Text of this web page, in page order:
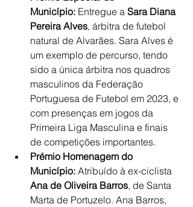
Município: Entregue a Sara Diana
Pereira Alves, árbitra de futebol
natural de Alvarães. Sara Alves é
um exemplo de percurso, tendo
sido a única árbitra nos quadros
masculinos da Federação
Portuguesa de Futebol em 2023, e
com presenças em jogos da
Primeira Liga Masculina e finais
de competições importantes.
Prémio Homenagem do
Município: Atribuído à ex-ciclista
Ana de Oliveira Barros, de Santa
Marta de Portuzelo. Ana Barros,